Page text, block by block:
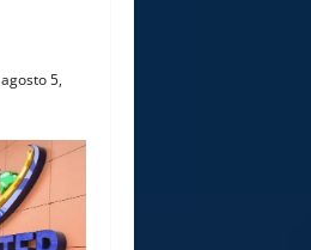
agosto 5,